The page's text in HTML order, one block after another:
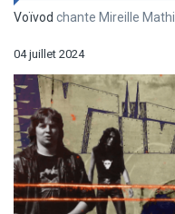
Voïvod chante Mireille
04 juillet 2024